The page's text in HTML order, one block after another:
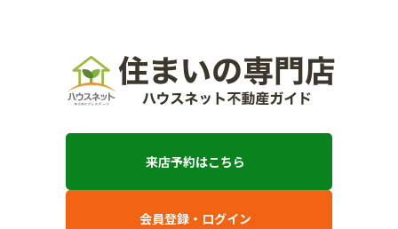
来店予約はこちら
会員登録・ログイン